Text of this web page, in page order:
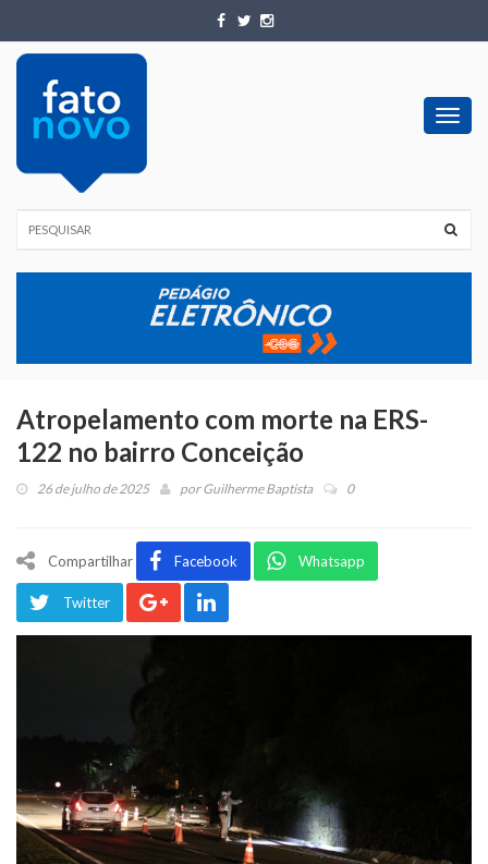
Atropelamento com morte na ERS-
122 no bairro Conceição
26 de julho de 2025 porGuilherme Baptista 0
Compartilhar Facebook Whatsapp
Twitter